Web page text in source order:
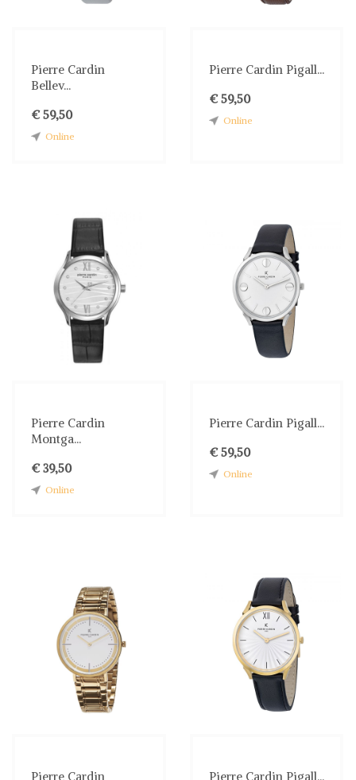
Pierre Cardin
Bellev...
€ 59,50
Online
Pierre Cardin Pigall...
€ 59,50
Online
Pierre Cardin
Montga...
€ 39,50
Online
Pierre Cardin Pigall...
€ 59,50
Online
Pierre Cardin Pierre Cardin Pigall...